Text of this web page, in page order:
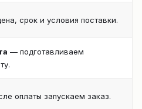
срок и условия поставки.
— подготавливаем
оплаты запускаем заказ.